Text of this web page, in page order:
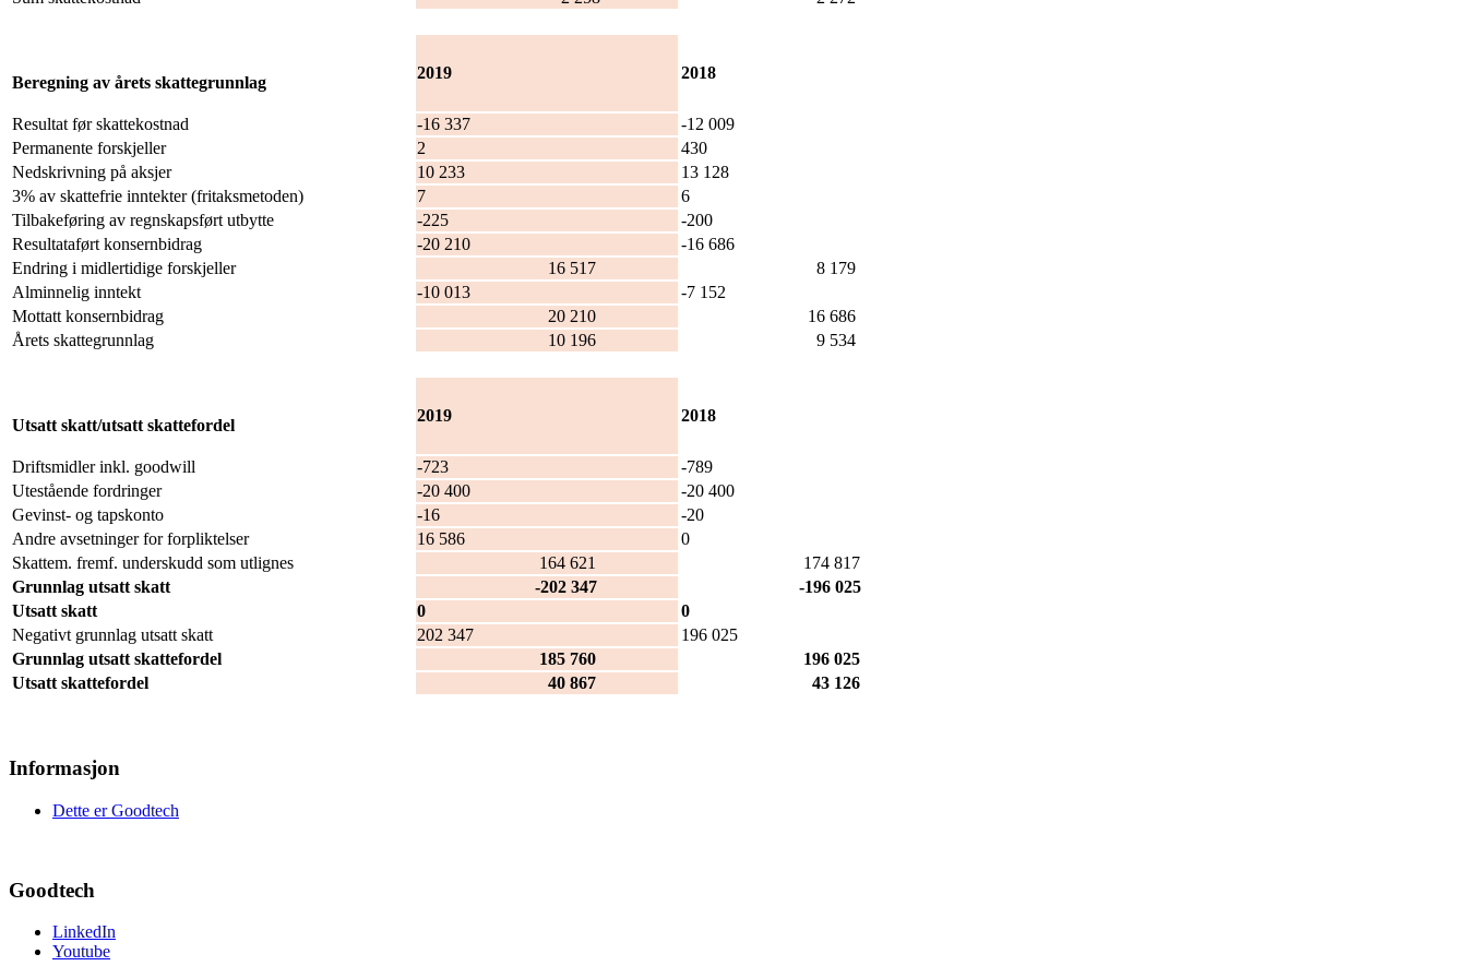
Beregning av årets skattegrunnlag
2019 2018
Resultat før skattekostnad -16 337
-12 009
Permanente forskjeller
2
430
Nedskrivning på aksjer
10 233
13 128
3% av skattefrie inntekter (fritaksmetoden)
7
6
Tilbakeføring av regnskapsført utbytte
-225
-200
Resultataført konsernbidrag
-20 210
-16 686
Endring i midlertidige forskjeller
16 517
8 179
Alminnelig inntekt
-10 013
-7 152
Mottatt konsernbidrag
20 210
16 686
Årets skattegrunnlag
10 196 9 534
Utsatt skatt/utsatt skattefordel
2019 2018
Driftsmidler inkl. goodwill -723
-789
Utestående fordringer
-20 400
-20 400
Gevinst- og tapskonto
-16
-20
Andre avsetninger for forpliktelser
16 586
0
Skattem. fremf. underskudd som utlignes
164 621
174 817
Grunnlag utsatt skatt
-202 347
-196 025
Utsatt skatt
0
0
Negativt grunnlag utsatt skatt
202 347
196 025
Grunnlag utsatt skattefordel
185 760
196 025
Utsatt skattefordel
40 867 43 126
Informasjon
Dette er Goodtech
Goodtech
LinkedIn
Youtube